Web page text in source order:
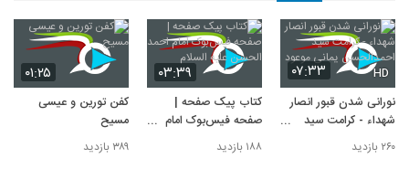
۰۷:۳۳ HD
نورانی شدن قبور انصار
شهداء - کرامت سید
احمدالحسن یمانی
موعود
۲۶۰ بازدید
۰۳:۳۹
کتاب پیک صفحه |
صفحه‌ فیس‌بوک امام
احمد الحسن علیه السلام
۱۸۸ بازدید
۰۱:۲۵
کفن تورین و عیسی
مسیح
۳۸۹ بازدید